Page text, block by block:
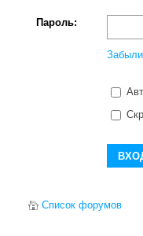
Пароль:
Список форумов